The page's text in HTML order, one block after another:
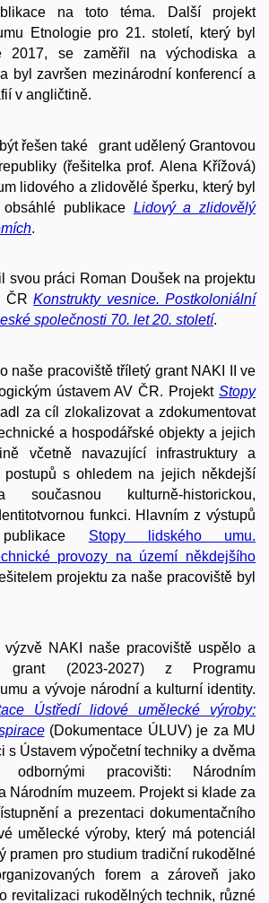
na toto téma. Další projekt
Etnologie pro 21. století, který byl
2017, se zaměřil na východiska a
byl završen mezinárodní konferencí a
v angličtině.
řešen také grant udělený Grantovou
(řešitelka prof. Alena Křížová)
lidového a zlidovělé šperku, který byl
publikace Lidový a zlidovělý
.
svou práci Roman Doušek na projektu
ČRKonstrukty vesnice. Postkoloniální
společnosti 70. let 20. století.
naše pracoviště tříletý grant NAKI II ve
ústavem AV ČR. Projekt Stopy
za cíl zlokalizovat a zdokumentovat
a hospodářské objekty a jejich
včetně navazující infrastruktury a
postupů s ohledem na jejich někdejší
současnou kulturně-historickou,
funkci. Hlavním z výstupů
Stopy lidského umu.
provozy na území někdejšího
projektu za naše pracoviště byl
NAKI naše pracoviště uspělo a
grant (2023-2027) z Programu
a vývoje národní a kulturní identity.
Ústředí lidové umělecké výroby:
(Dokumentace ÚLUV) je za MU
s Ústavem výpočetní techniky a dvěma
odbornými pracovišti: Národním
Národním muzeem. Projekt si klade za
a prezentaci dokumentačního
umělecké výroby, který má potenciál
pramen pro studium tradiční rukodělné
forem a zároveň jako
revitalizaci rukodělných technik, různé